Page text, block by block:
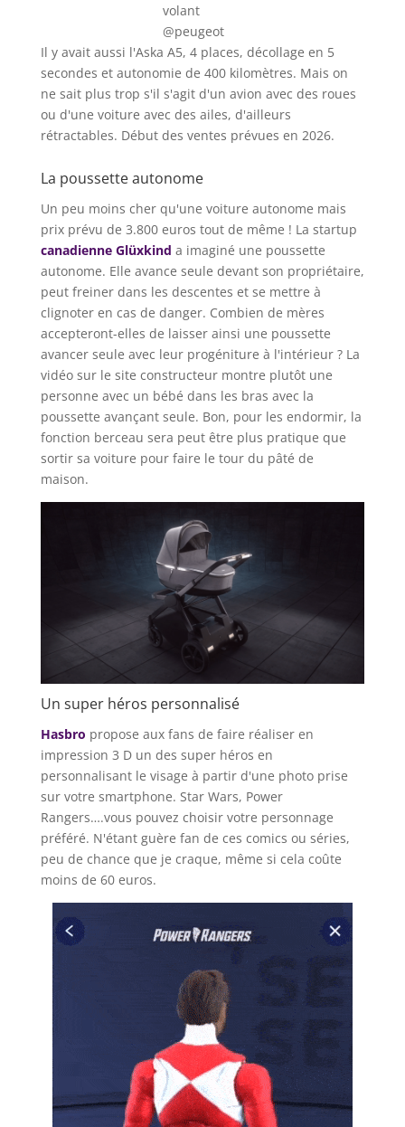
volant
@peugeot
Il y avait aussi l'Aska A5, 4 places, décollage en 5
secondes et autonomie de 400 kilomètres. Mais on
ne sait plus trop s'il s'agit d'un avion avec des roues
ou d'une voiture avec des ailes, d'ailleurs
rétractables. Début des ventes prévues en 2026.
La poussette autonome
Un peu moins cher qu'une voiture autonome mais
prix prévu de 3.800 euros tout de même ! La startup
canadienne Glüxkind a imaginé une poussette
autonome. Elle avance seule devant son propriétaire,
peut freiner dans les descentes et se mettre à
clignoter en cas de danger. Combien de mères
accepteront-elles de laisser ainsi une poussette
avancer seule avec leur progéniture à l'intérieur ? La
vidéo sur le site constructeur montre plutôt une
personne avec un bébé dans les bras avec la
poussette avançant seule. Bon, pour les endormir, la
fonction berceau sera peut être plus pratique que
sortir sa voiture pour faire le tour du pâté de
maison.
Un super héros personnalisé
Hasbro propose aux fans de faire réaliser en
impression 3 D un des super héros en
personnalisant le visage à partir d'une photo prise
sur votre smartphone. Star Wars, Power
Rangers….vous pouvez choisir votre personnage
préféré. N'étant guère fan de ces comics ou séries,
peu de chance que je craque, même si cela coûte
moins de 60 euros.